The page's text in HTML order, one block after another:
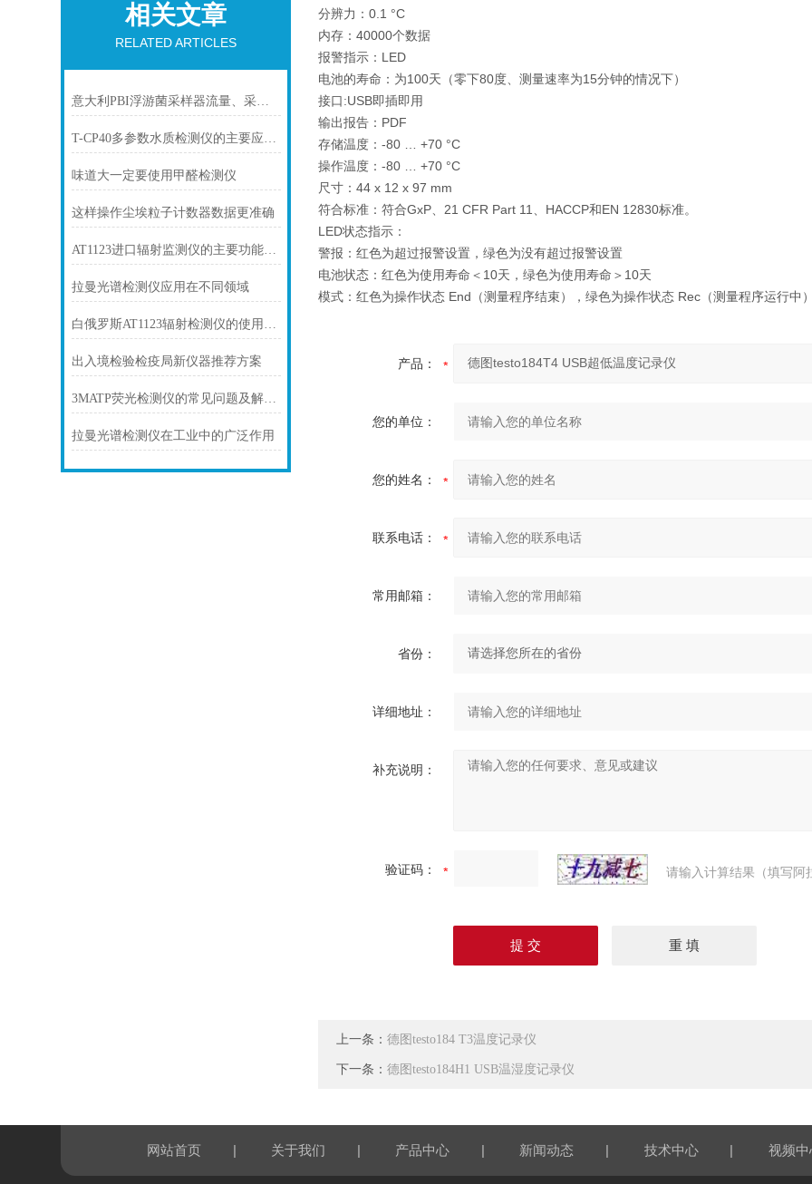
相关文章
RELATED ARTICLES
意大利PBI浮游菌采样器流量、采样时间与培养结果的常见疑问
T-CP40多参数水质检测仪的主要应用领域
味道大一定要使用甲醛检测仪
这样操作尘埃粒子计数器数据更准确
AT1123进口辐射监测仪的主要功能及操作注意事项
拉曼光谱检测仪应用在不同领域
白俄罗斯AT1123辐射检测仪的使用方法
出入境检验检疫局新仪器推荐方案
3MATP荧光检测仪的常见问题及解决方法
拉曼光谱检测仪在工业中的广泛作用
分辨力：0.1 °C
内存：40000个数据
报警指示：LED
电池的寿命：为100天（零下80度、测量速率为15分钟的情况下）
接口:USB即插即用
输出报告：PDF
存储温度：-80 … +70 °C
操作温度：-80 … +70 °C
尺寸：44 x 12 x 97 mm
符合标准：符合GxP、21 CFR Part 11、HACCP和EN 12830标准。
LED状态指示：
警报：红色为超过报警设置，绿色为没有超过报警设置
电池状态：红色为使用寿命＜10天，绿色为使用寿命＞10天
模式：红色为操作状态 End（测量程序结束），绿色为操作状态 Rec（测量程序运行中）
产品：
您的单位：
您的姓名：
联系电话：
常用邮箱：
省份：
详细地址：
补充说明：
验证码： 请输入计算结果（填写阿
上一条：德图testo184 T3温度记录仪
下一条：德图testo184H1 USB温湿度记录仪
网站首页 | 关于我们 | 产品中心 | 新闻动态 | 技术中心 | 视频中